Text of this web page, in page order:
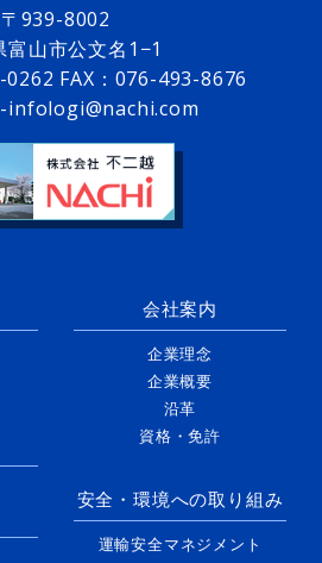
〒939-8002
富山市公文名1−1
0262 FAX：076-493-8676
infologi@nachi.com
会社案内
企業理念
企業概要
沿革
資格・免許
安全・環境への取り組み
運輸安全マネジメント